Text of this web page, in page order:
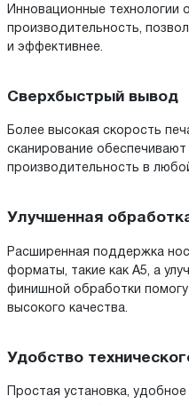
Инновационные технологии
производительность,
и эффективнее.
Сверхбыстрый вывод
Более высокая скорость
сканирование
производительность в
Улучшенная
Расширенная поддержка
форматы, такие как A5, а
финишной обработки
высокого качества.
Удобство
Простая установка,